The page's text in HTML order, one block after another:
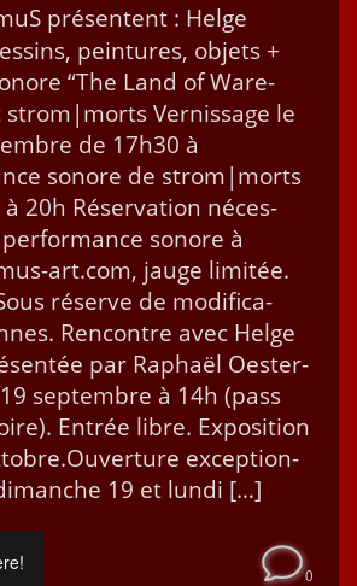
présen­tent : Helge
pein­tures, objets +
“The Land of Ware­
strom|morts Vernissage le
de 17h30 à
sonore de strom|morts
20h Réser­va­tion néces­
sonore à
art.com, jauge lim­itée.
réserve de mod­i­fi­ca­
Ren­con­tre avec Helge
par Raphaël Oester­
sep­tem­bre à 14h (pass
Entrée libre. Expo­si­tion
excep­tion­
19 et lundi […]
0